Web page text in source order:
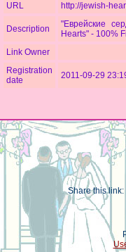
URL
http://jewish-
Description
"Еврейские
Hearts" - 100%
Link Owner
Registration
date
2011-09-29
Share this link: